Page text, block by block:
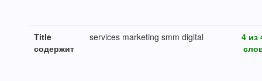
Title
содержит
services marketing smm digital
4 из